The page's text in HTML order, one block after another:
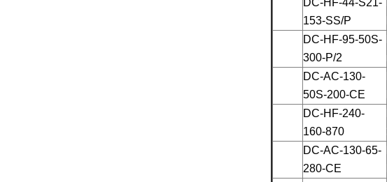
DC-HF-44-S21-
153-SS/P
DC-HF-95-50S-
300-P/2
DC-AC-130-
50S-200-CE
DC-HF-240-
160-870
DC-AC-130-65-
280-CE